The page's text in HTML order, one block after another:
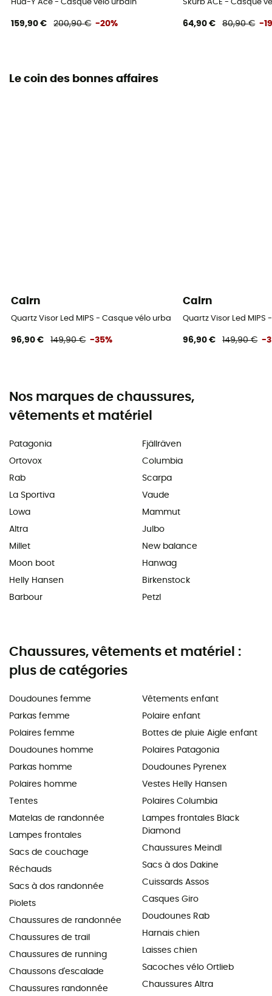
Hud-Y Ace - Casque vélo urbain
159,90 € 200,90 € -20%
Skurb ACE - Casque
64,90 € 80,90 € -
Le coin des bonnes affaires
Cairn
Quartz Visor Led MIPS - Casque vélo urbain homme
96,90 € 149,90 € -35%
Cairn
Quartz Visor Led
96,90 € 149,90 € -
Nos marques de chaussures,
vêtements et matériel
Patagonia
Ortovox
Rab
La Sportiva
Lowa
Altra
Millet
Moon boot
Helly Hansen
Barbour
Fjällräven
Columbia
Scarpa
Vaude
Mammut
Julbo
New balance
Hanwag
Birkenstock
Petzl
Chaussures, vêtements et matériel :
plus de catégories
Doudounes femme
Parkas femme
Polaires femme
Doudounes homme
Parkas homme
Polaires homme
Tentes
Matelas de randonnée
Lampes frontales
Sacs de couchage
Réchauds
Sacs à dos randonnée
Piolets
Chaussures de randonnée
Chaussures de trail
Chaussures de running
Chaussons d'escalade
Chaussures randonnée
Vêtements enfant
Polaire enfant
Bottes de pluie Aigle enfant
Polaires Patagonia
Doudounes Pyrenex
Vestes Helly Hansen
Polaires Columbia
Lampes frontales Black
Diamond
Chaussures Meindl
Sacs à dos Dakine
Cuissards Assos
Casques Giro
Doudounes Rab
Harnais chien
Laisses chien
Sacoches vélo Ortlieb
Chaussures Altra